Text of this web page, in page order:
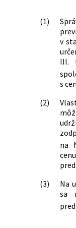
(1)
v
III.
s
(2)
na
(3)
Na
sa